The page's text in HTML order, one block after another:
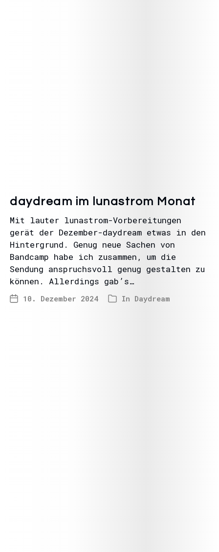
daydream im lunastrom Monat
Mit lauter lunastrom-Vorbereitungen
gerät der Dezember-daydream etwas in den
Hintergrund. Genug neue Sachen von
Bandcamp habe ich zusammen, um die
Sendung anspruchsvoll genug gestalten zu
können. Allerdings gab’s…
10. Dezember 2024 In Daydream